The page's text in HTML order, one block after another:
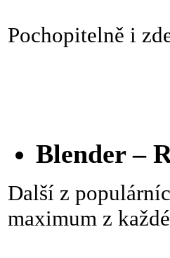
Pochopitelně i
Blender –
Další z
maximum z